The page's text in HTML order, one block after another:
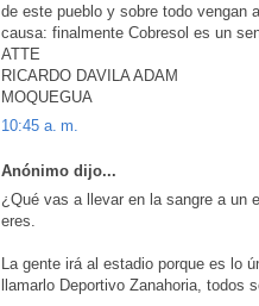
de este pueblo y sobre todo vengan
causa: finalmente Cobresol es un
ATTE
RICARDO DAVILA ADAM
MOQUEGUA
10:45 a. m.
Anónimo dijo...
¿Qué vas a llevar en la sangre a un
eres.
La gente irá al estadio porque es lo
llamarlo Deportivo Zanahoria, todos